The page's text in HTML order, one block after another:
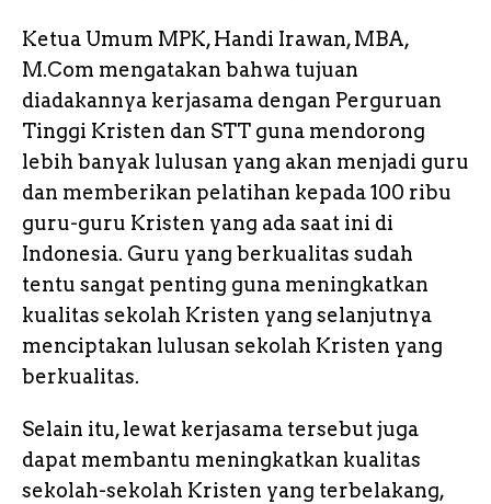
Ketua Umum MPK, Handi Irawan, MBA,
M.Com mengatakan bahwa tujuan
diadakannya kerjasama dengan Perguruan
Tinggi Kristen dan STT guna mendorong
lebih banyak lulusan yang akan menjadi guru
dan memberikan pelatihan kepada 100 ribu
guru-guru Kristen yang ada saat ini di
Indonesia. Guru yang berkualitas sudah
tentu sangat penting guna meningkatkan
kualitas sekolah Kristen yang selanjutnya
menciptakan lulusan sekolah Kristen yang
berkualitas.
Selain itu, lewat kerjasama tersebut juga
dapat membantu meningkatkan kualitas
sekolah-sekolah Kristen yang terbelakang,